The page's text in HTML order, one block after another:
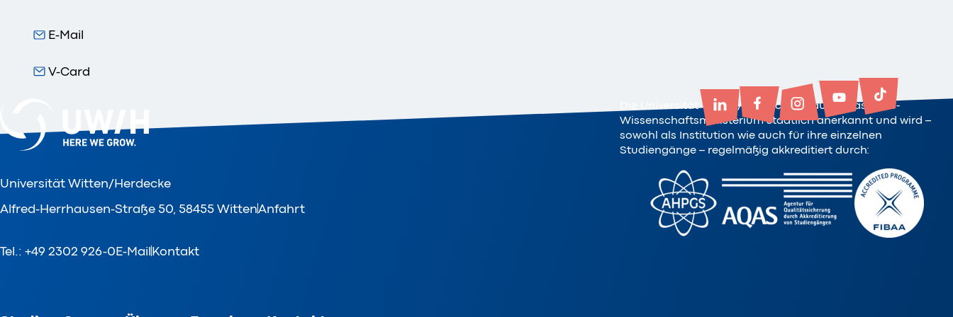
E-Mail
V-Card
Universität Witten/Herdecke
Alfred-Herrhausen-Straße 50, 58455 WittenAnfahrt
Tel.: +49 2302 926-0E-MailKontakt
Die Universität Witten/Herdecke ist durch das NRW-
Wissenschaftsministerium staatlich anerkannt und wird –
sowohl als Institution wie auch für ihre einzelnen
Studiengänge – regelmäßig akkreditiert durch: